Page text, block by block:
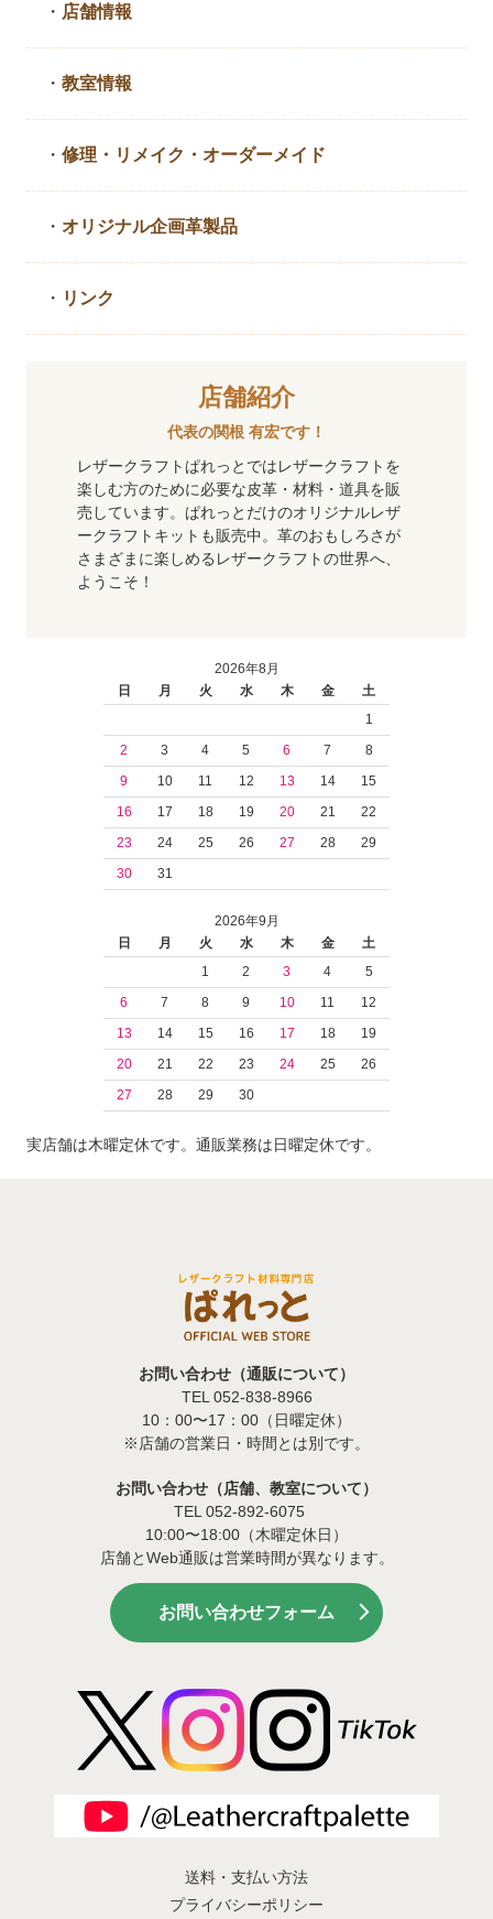
・ 店舗情報
・教室情報
・修理・リメイク・ オーダーメイド
・ オリジナル企画革製品
・ リンク
店舗紹介
代表の関根 有宏です！
レザークラフトぱれっとではレザークラフトを
楽しむ方のために必要な皮革・材料・道具を販
売しています。ぱれっとだけのオリジナルレザ
ークラフトキットも販売中。革のおもしろさが
さまざまに楽しめるレザークラフトの世界へ、
ようこそ！
2026年8月
日
月 火 水 木 金
土
1
2
3 4 5 6 7
8
9
10 11 12 13 14
15
16
17 18 19 20 21
22
23
24 25 26 27 28
29
30
31
2026年9月
日
月 火 水 木 金
土
1
2 3 4
5
6
7 8 9 10 11
12
13
14 15 16 17 18
19
20
21 22 23 24 25
26
27
28 29 30
実店舗は木曜定休です。通販業務は日曜定休です。
お問い合わせ（通販について）
TEL 052-838-8966
10：00〜17：00（日曜定休）
※店舗の営業日・時間とは別です。
お問い合わせ（店舗、教室について）
TEL 052-892-6075
10:00〜18:00（木曜定休日）
店舗とWeb通販は営業時間が異なります。
お問い合わせフォーム
送料・支払い方法
プライバシーポリシー